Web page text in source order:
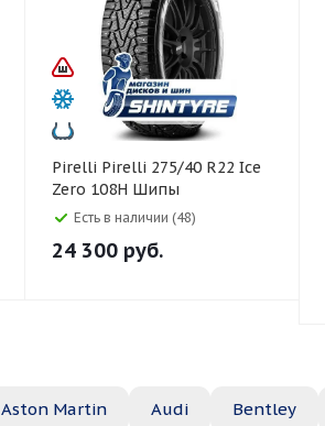
Pirelli Pirelli 275/40 R22 Ice
Zero 108H Шипы
Есть в наличии (48)
24 300 руб.
Aston Martin Audi Bentley